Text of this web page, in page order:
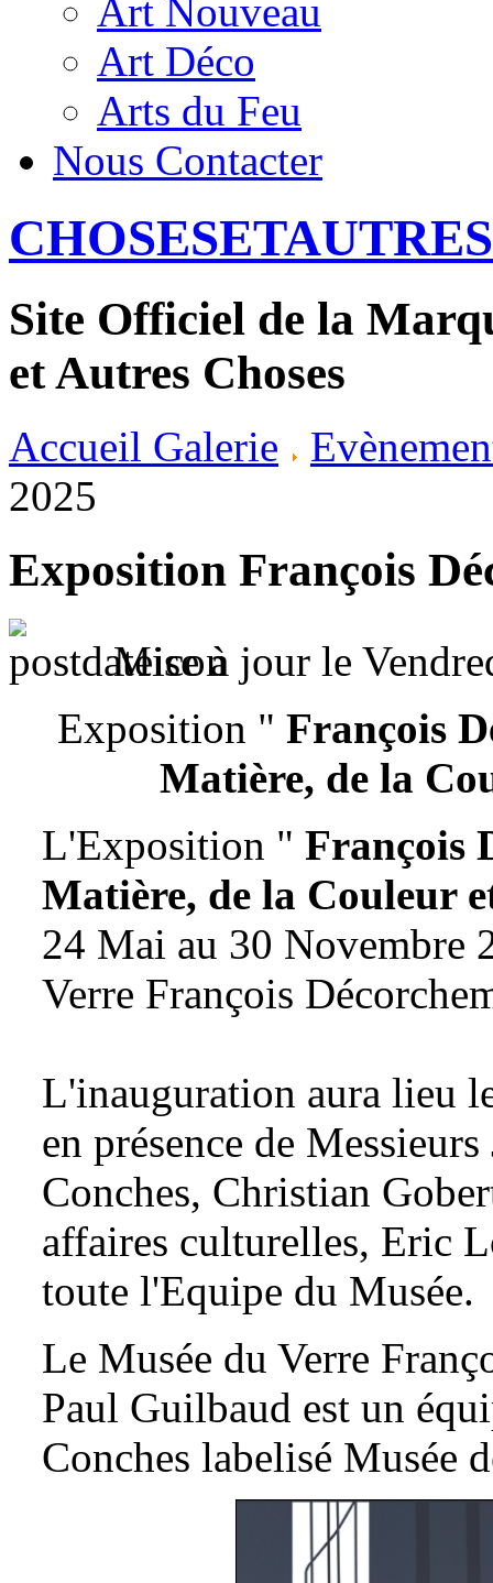
Art Nouveau
Art Déco
Arts du Feu
Nous Contacter
Site Officiel de la
et Autres Choses
Accueil Galerie
2025
Exposition François
Mise à jour le
Exposition " François
Matière, de la
L'Exposition " François
Matière, de la Couleur
24 Mai au 30 Novembre
Verre François
L'inauguration aura lieu
en présence de
Conches, Christian
affaires culturelles, Eric
toute l'Equipe du Musée.
Le Musée du Verre
Paul Guilbaud est un
Conches labelisé Musée